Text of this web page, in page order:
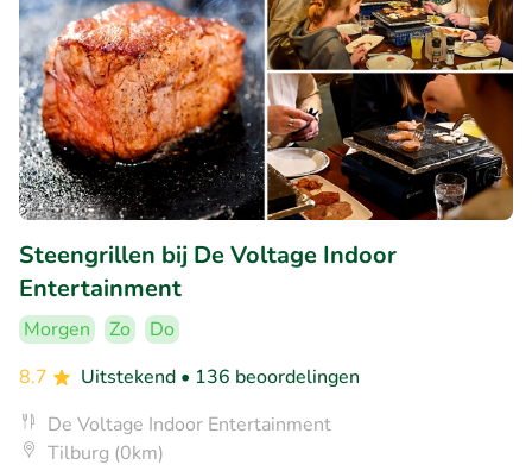
Steengrillen bij De Voltage Indoor
Entertainment
Morgen Zo
Do
8.7
Uitstekend • 136 beoordelingen
De Voltage Indoor Entertainment
Tilburg (0km)